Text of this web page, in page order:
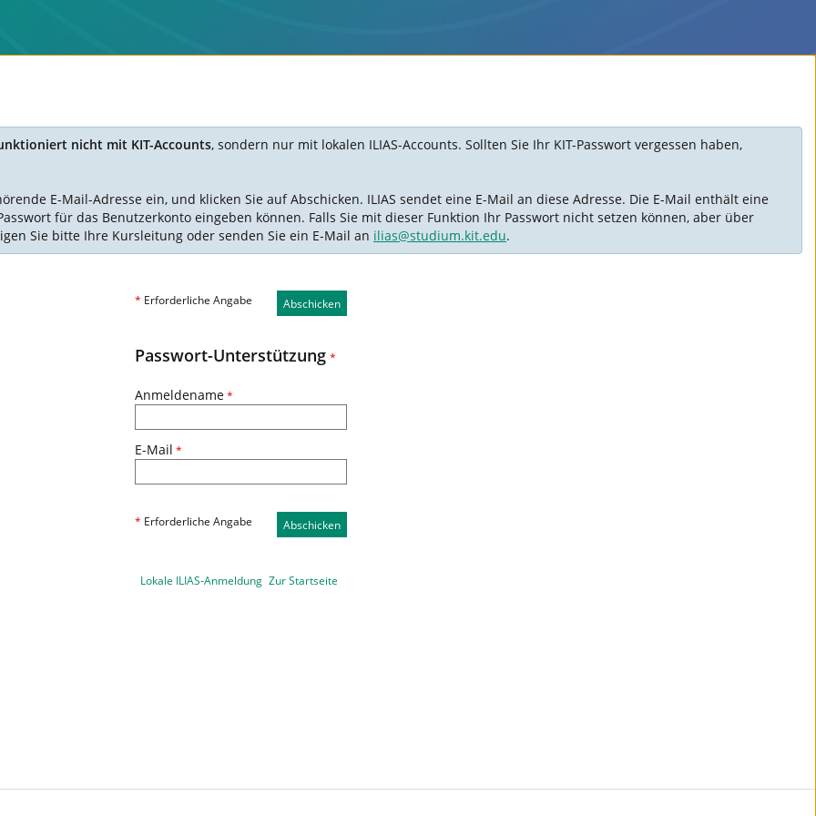
nicht mit KIT-Accounts, sondern nur mit lokalen ILIAS-Accounts. Sollten Sie Ihr KIT-Passwort vergessen haben,
E-Mail-Adresse ein, und klicken Sie auf Abschicken. ILIAS sendet eine E-Mail an diese Adresse. Die E-Mail enthält eine
für das Benutzerkonto eingeben können. Falls Sie mit dieser Funktion Ihr Passwort nicht setzen können, aber über
Sie bitte Ihre Kursleitung oder senden Sie ein E-Mail an ilias@studium.kit.edu.
Abschicken
* Erforderliche Angabe
Passwort-Unterstützung *
Anmeldename *
E-Mail *
* Erforderliche Angabe Abschicken
Lokale ILIAS-Anmeldung Zur Startseite